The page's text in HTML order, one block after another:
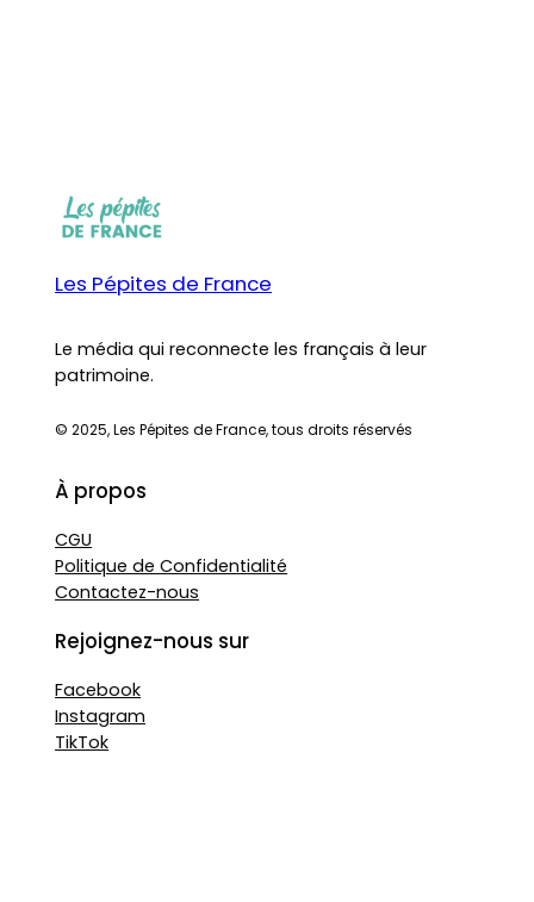
Les Pépites de France
Le média qui reconnecte les français à leur
patrimoine.
© 2025, Les Pépites de France, tous droits réservés
À propos
CGU
Politique de Confidentialité
Contactez-nous
Rejoignez-nous sur
Facebook
Instagram
TikTok